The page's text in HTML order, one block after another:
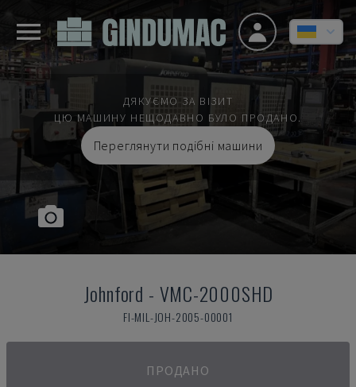
ДЯКУЄМО ЗА ВІЗИТ
ЦЮ МАШИНУ НЕЩОДАВНО БУЛО ПРОДАНО.
Переглянути подібні машини
Johnford - VMC-2000SHD
FI-MIL-JOH-2005-00001
ПРОДАНО